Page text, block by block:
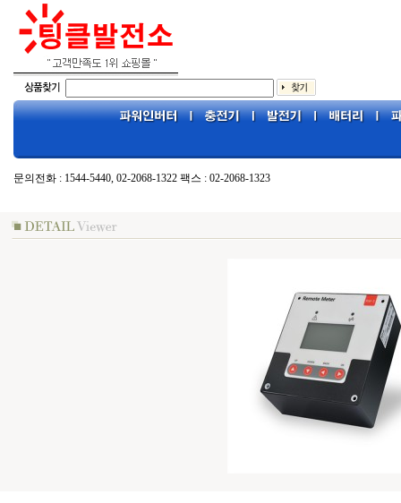
문의전화 : 1544-5440, 02-2068-1322 팩스 : 02-2068-1323